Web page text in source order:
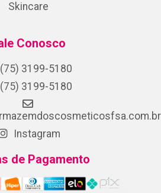
Skincare
Conosco
(75) 3199-5180
(75) 3199-5180
Instagram
de Pagamento